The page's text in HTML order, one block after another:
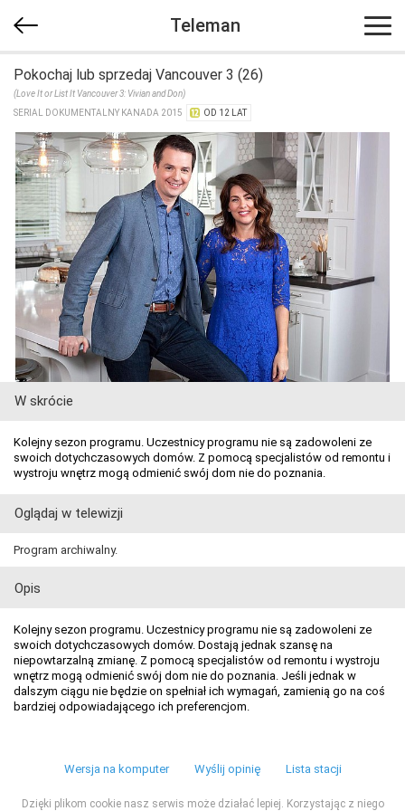
Teleman
Pokochaj lub sprzedaj Vancouver 3 (26)
(Love It or List It Vancouver 3: Vivian and Don)
SERIAL DOKUMENTALNY KANADA 2015
OD 12 LAT
W skrócie
Kolejny sezon programu. Uczestnicy programu nie są zadowoleni ze
swoich dotychczasowych domów. Z pomocą specjalistów od remontu i
wystroju wnętrz mogą odmienić swój dom nie do poznania.
Oglądaj w telewizji
Program archiwalny.
Opis
Kolejny sezon programu. Uczestnicy programu nie są zadowoleni ze
swoich dotychczasowych domów. Dostają jednak szansę na
niepowtarzalną zmianę. Z pomocą specjalistów od remontu i wystroju
wnętrz mogą odmienić swój dom nie do poznania. Jeśli jednak w
dalszym ciągu nie będzie on spełniał ich wymagań, zamienią go na coś
bardziej odpowiadającego ich preferencjom.
Wersja na komputer Wyślij opinię Lista stacji
Dzięki plikom cookie nasz serwis może działać lepiej. Korzystając z niego